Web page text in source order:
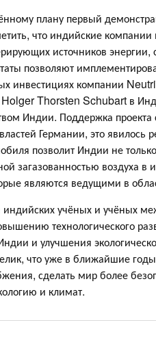
плану первый
что индийские
источников
позволяют
инвестициях компании
Holger Thorsten Schubart в
Индии. Поддержка
Германии, это
позволит Индии не
загазованностью воздуха
являются ведущими в
индийских учёных и учёных
технологического
и улучшения
что уже в ближайшие
сделать мир более
и климат.